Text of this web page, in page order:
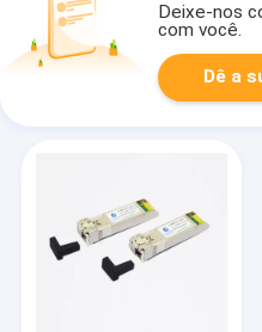
Deixe-nos
com você.
Dê a